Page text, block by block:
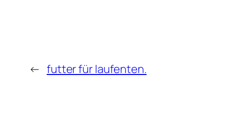
← futter für laufenten.